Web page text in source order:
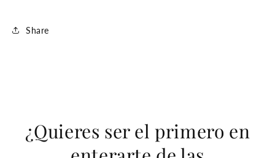
Share
¿Quieres ser el primero en